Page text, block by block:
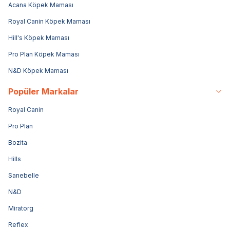
Acana Köpek Maması
Royal Canin Köpek Maması
Hill's Köpek Maması
Pro Plan Köpek Maması
N&D Köpek Maması
Popüler Markalar
Royal Canin
Pro Plan
Bozita
Hills
Sanebelle
N&D
Miratorg
Reflex